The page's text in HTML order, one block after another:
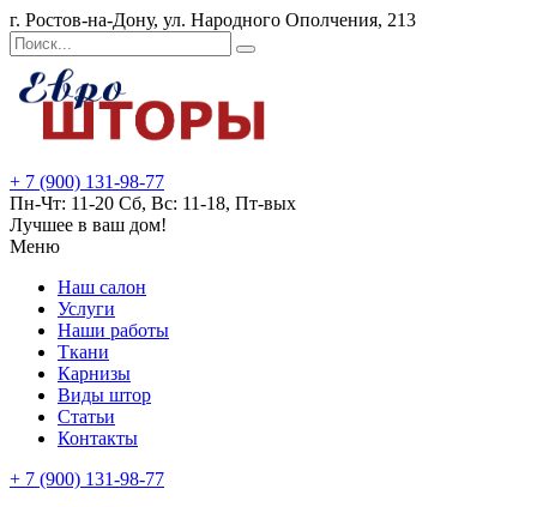
г. Ростов-на-Дону, ул. Народного Ополчения, 213
+ 7 (900) 131-98-77
Пн-Чт: 11-20 Сб, Вс: 11-18, Пт-вых
Лучшее в ваш дом!
Меню
Наш салон
Услуги
Наши работы
Ткани
Карнизы
Виды штор
Статьи
Контакты
+ 7 (900) 131-98-77